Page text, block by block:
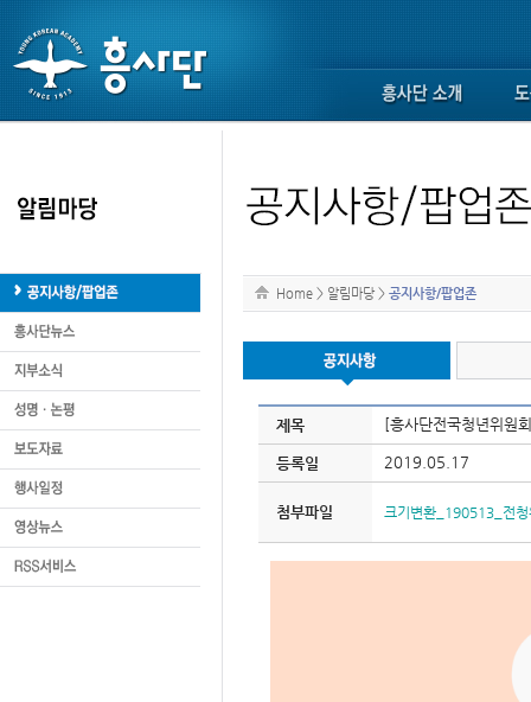
Home > 알림마당 > 공지사항/팝업존
제목 [흥사단전국청년위원
등록일 2019.05.17
첨부파일 크기변환_190513_전